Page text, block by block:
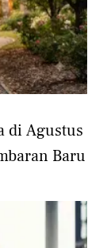
di Agustus
Baru